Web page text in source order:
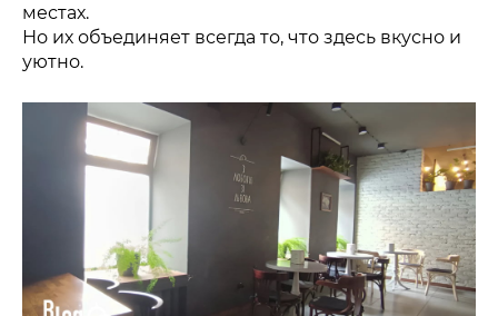
местах.
Но их объединяет всегда то, что здесь вкусно и
уютно.